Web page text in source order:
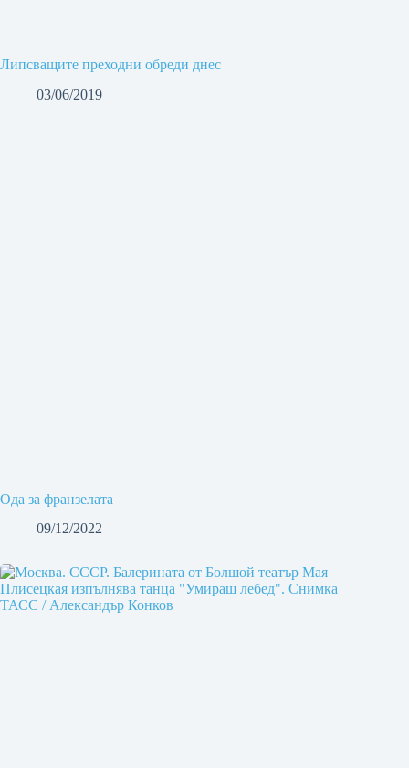
Липсващите преходни обреди днес
03/06/2019
Ода за франзелата
09/12/2022